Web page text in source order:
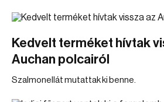
Kedvelt terméket hívtak
Auchan polcairól
Szalmonellát mutattak ki benne.